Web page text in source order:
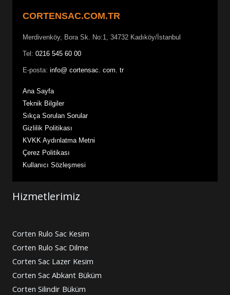
CORTENSAC.COM.TR
Merdivenköy, Bora Sk. No:1, 34732 Kadıköy/İstanbul
Tel: 0216 545 60 00
E-posta: info@ cortensac. com. tr
Ana Sayfa
Teknik Bilgiler
Sıkça Sorulan Sorular
Gizlilik Politikası
KVKK Aydınlatma Metni
Çerez Politikası
Kullanıcı Sözleşmesi
Hizmetlerimiz
Corten Rulo Sac Kesim
Corten Rulo Sac Dilme
Corten Sac Lazer Kesim
Corten Sac Abkant Büküm
Corten Silindir Büküm